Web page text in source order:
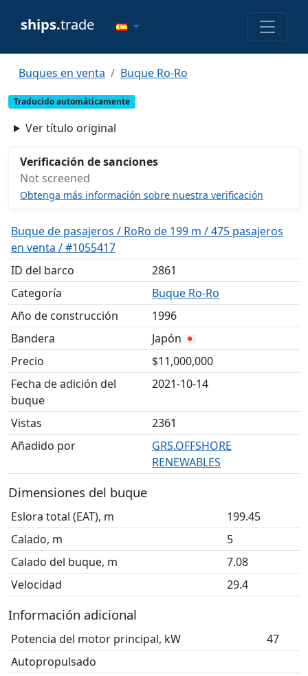
ships.trade
Buques en venta Buque Ro-Ro
Traducido automáticamente
Ver título original
Verificación de sanciones
Not screened
Obtenga más información sobre nuestra verificación
Buque de pasajeros / RoRo de 199 m / 475 pasajeros
en venta / #1055417
ID del barco
2861
Categoría
Buque Ro-Ro
Año de construcción
1996
Bandera
Japón
Precio
$11,000,000
Fecha de adición del
buque
2021-10-14
Vistas
2361
Añadido por
GRS.OFFSHORE
RENEWABLES
Dimensiones del buque
Eslora total (EAT), m
199.45
Calado, m
5
Calado del buque, m
7.08
Velocidad
29.4
Información adicional
Potencia del motor principal, kW
47
Autopropulsado